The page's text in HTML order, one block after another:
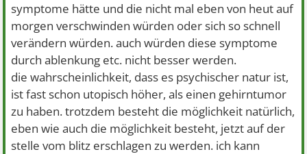
symptome hätte und die nicht mal eben von heut auf
morgen verschwinden würden oder sich so schnell
verändern würden. auch würden diese symptome
durch ablenkung etc. nicht besser werden.
die wahrscheinlichkeit, dass es psychischer natur ist,
ist fast schon utopisch höher, als einen gehirntumor
zu haben. trotzdem besteht die möglichkeit natürlich,
eben wie auch die möglichkeit besteht, jetzt auf der
stelle vom blitz erschlagen zu werden. ich kann